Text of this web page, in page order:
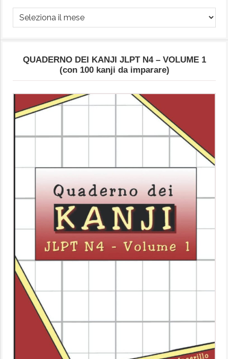
Archivio
Articoli
QUADERNO DEI KANJI JLPT N4 – VOLUME 1
(con 100 kanji da imparare)